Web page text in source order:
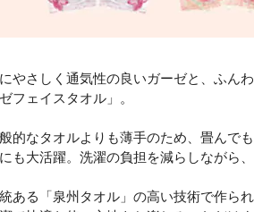
やさしく通気性の良いガーゼと、ふん
フェイスタオル」。
的なタオルよりも薄手のため、畳んで
も大活躍。洗濯の負担を減らしながら
ある「泉州タオル」の高い技術で作ら